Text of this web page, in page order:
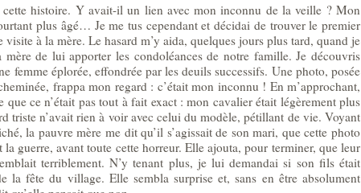
cette histoire. Y avait-il un lien avec mon inconnu de la veille ? Mon
plus âgé… Je me tus cependant et décidai de trouver le premier
visite à la mère. Le hasard m’y aida, quelques jours plus tard, quand je
mère de lui apporter les condoléances de notre famille. Je découvris
femme éplorée, effondrée par les deuils successifs. Une photo, posée
frappa mon regard : c’était mon inconnu ! En m’approchant,
que ce n’était pas tout à fait exact : mon cavalier était légèrement plus
triste n’avait rien à voir avec celui du modèle, pétillant de vie. Voyant
la pauvre mère me dit qu’il s’agissait de son mari, que cette photo
la guerre, avant toute cette horreur. Elle ajouta, pour terminer, que leur
terriblement. N’y tenant plus, je lui demandai si son fils était
la fête du village. Elle sembla surprise et, sans en être absolument